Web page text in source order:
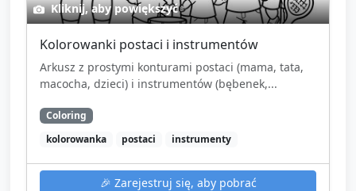
Kliknij, aby powiększyć
Kolorowanki postaci i instrumentów
Arkusz z prostymi konturami postaci (mama, tata,
macocha, dzieci) i instrumentów (bębenek,...
Coloring
kolorowanka
postaci instrumenty
🎉 Zarejestruj się, aby pobrać